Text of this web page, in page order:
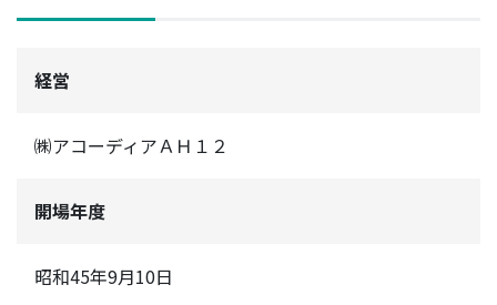
経営
㈱アコーディアＡＨ１２
開場年度
昭和45年9月10日